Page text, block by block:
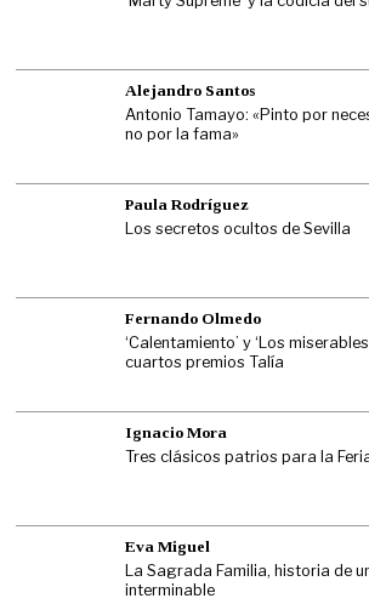
Alejandro Santos
Antonio Tamayo: «Pinto por
no por la fama»
Paula Rodríguez
Los secretos ocultos de Sevilla
Fernando Olmedo
‘Calentamiento’ y ‘Los
cuartos premios Talía
Ignacio Mora
Tres clásicos patrios para la
Eva Miguel
La Sagrada Familia, historia de
interminable